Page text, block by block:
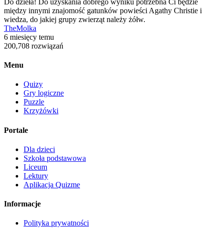
między innymi znajomość gatunków powieści Agathy Christie i
wiedza, do jakiej grupy zwierząt należy żółw.
TheMolka
6 miesięcy temu
200,708 rozwiązań
Menu
Quizy
Gry logiczne
Puzzle
Krzyżówki
Portale
Dla dzieci
Szkoła podstawowa
Liceum
Lektury
Aplikacja Quizme
Informacje
Polityka prywatności